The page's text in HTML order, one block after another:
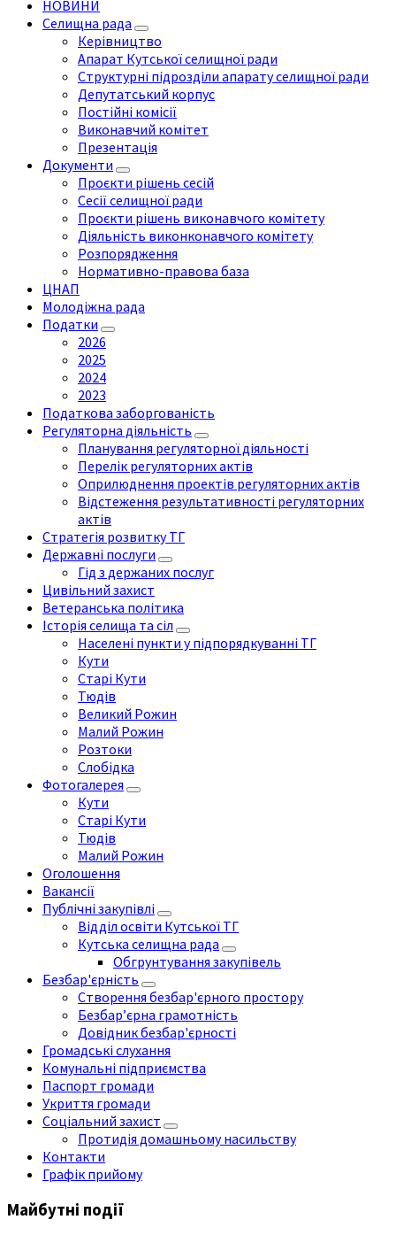
НОВИНИ
Селищна рада
Керівництво
Апарат Кутської селищної ради
Структурні підрозділи апарату селищної ради
Депутатський корпус
Постійні комісії
Виконавчий комітет
Презентація
Документи
Проєкти рішень сесій
Сесії селищної ради
Проєкти рішень виконавчого комітету
Діяльність виконконавчого комітету
Розпорядження
Нормативно-правова база
ЦНАП
Молодіжна рада
Податки
2026
2025
2024
2023
Податкова заборгованість
Регуляторна діяльність
Планування регуляторної діяльності
Перелік регуляторних актів
Оприлюднення проектів регуляторних актів
Відстеження результативності регуляторних
актів
Стратегія розвитку ТГ
Державні послуги
Гід з держаних послуг
Цивільний захист
Ветеранська політика
Історія селища та сіл
Населені пункти у підпорядкуванні ТГ
Кути
Старі Кути
Тюдів
Великий Рожин
Малий Рожин
Розтоки
Слобідка
Фотогалерея
Кути
Старі Кути
Тюдів
Малий Рожин
Оголошення
Вакансії
Публічні закупівлі
Відділ освіти Кутської ТГ
Кутська селищна рада
Обгрунтування закупівель
Безбар'єрність
Створення безбар'єрного простору
Безбар’єрна грамотність
Довідник безбар'єрності
Громадські слухання
Комунальні підприємства
Паспорт громади
Укриття громади
Соціальний захист
Протидія домашньому насильству
Контакти
Графік прийому
Майбутні події